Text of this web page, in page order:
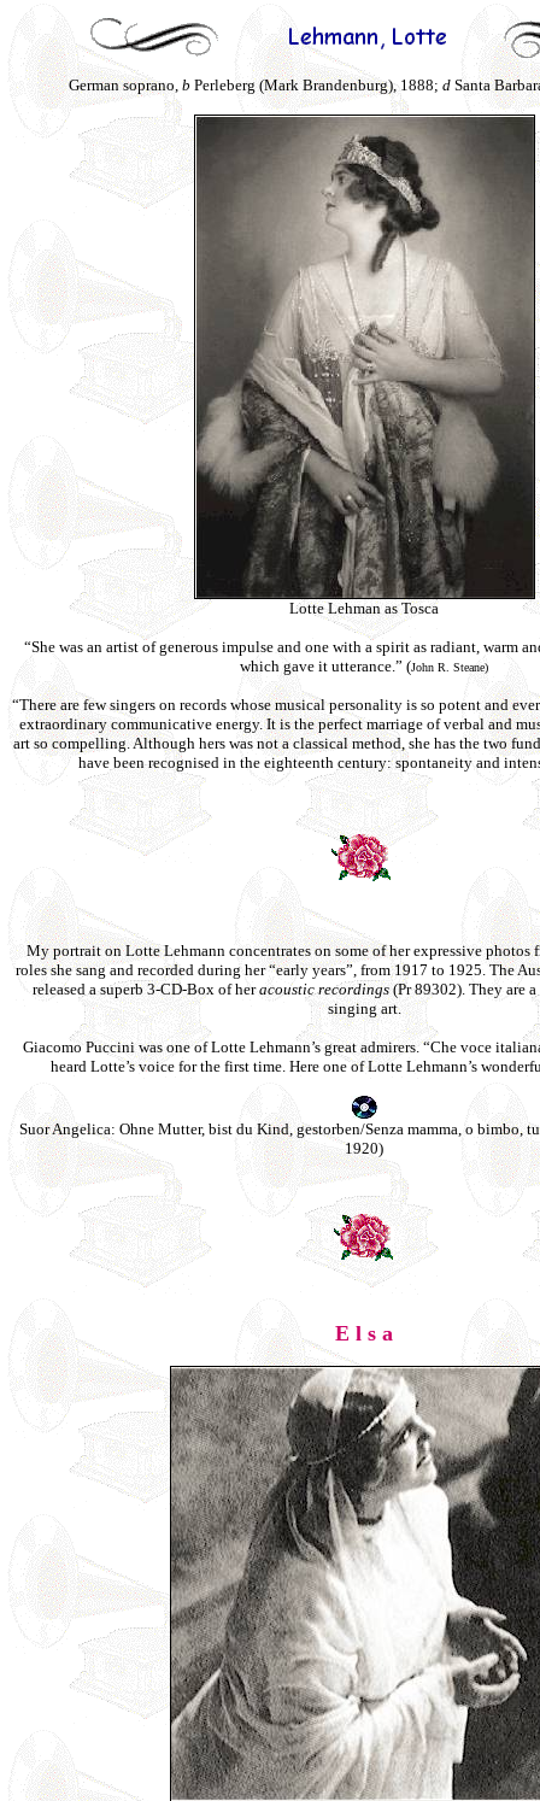
German soprano, b Perleberg (Mark Brandenburg), 1888; d Santa
Lotte Lehman as Tosca
“She was an artist of generous impulse and one with a spirit as radiant, warm
which gave it utterance.” (John R. Steane)
“There are few singers on records whose musical personality is so potent and
extraordinary communicative energy. It is the perfect marriage of verbal and
art so compelling. Although hers was not a classical method, she has the two
have been recognised in the eighteenth century: spontaneity and
My portrait on Lotte Lehmann concentrates on some of her expressive
roles she sang and recorded during her “early years”, from 1917 to 1925. The
released a superb 3-CD-Box of heracoustic recordings(Pr 89302). They are
singing art.
Giacomo Puccini was one of Lotte Lehmann’s great admirers. “Che voce
heard Lotte’s voice for the first time. Here one of Lotte Lehmann’s
Suor Angelica: Ohne Mutter, bist du Kind, gestorben/Senza mamma, o bimbo,
1920)
E l s a